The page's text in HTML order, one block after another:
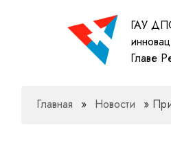
ГАУ
Главе
Главная » Новости »